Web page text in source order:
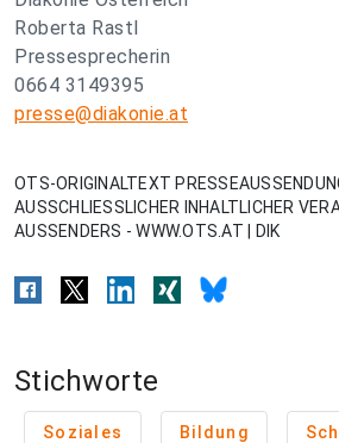
Roberta Rastl
Pressesprecherin
0664 3149395
presse@diakonie.at
OTS-ORIGINALTEXT
AUSSCHLIESSLICHER INHALTLICHER
AUSSENDERS - WWW.OTS.AT | DIK
Stichworte
Soziales Bildung